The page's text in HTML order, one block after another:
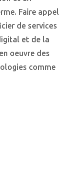
Faire appel
de services
et de la
oeuvre des
comme